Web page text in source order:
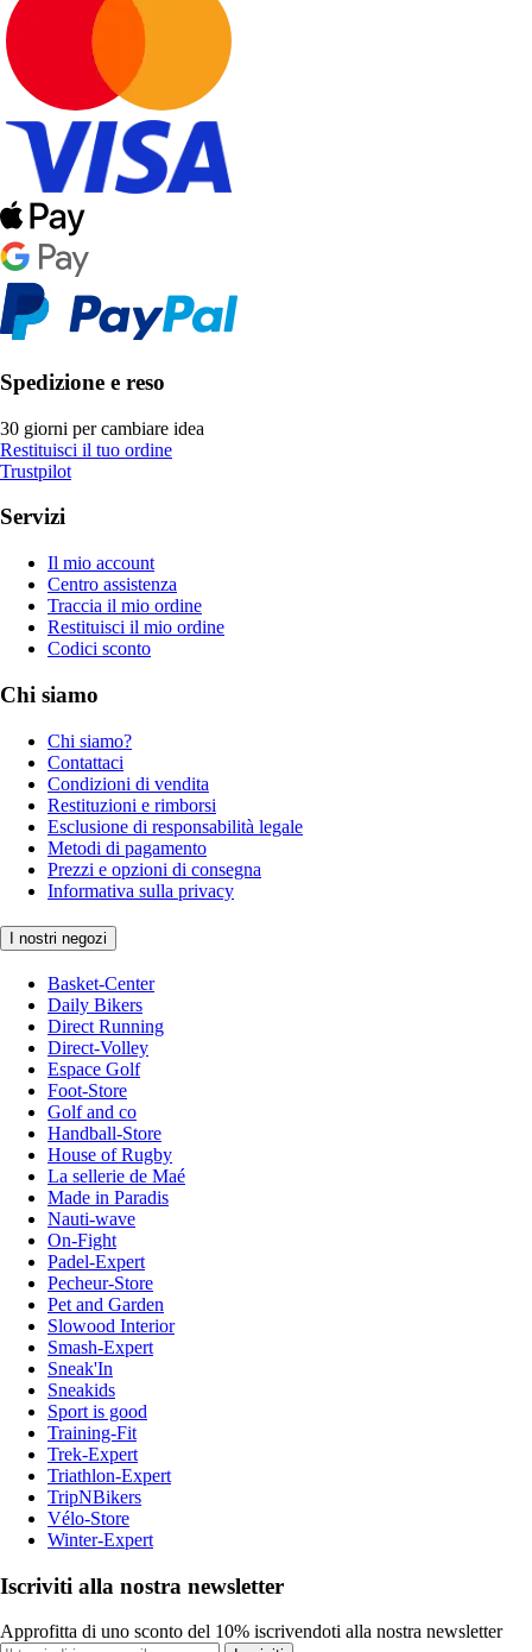
Spedizione e reso
30 giorni per cambiare idea
Restituisci il tuo ordine
Trustpilot
Servizi
Il mio account
Centro assistenza
Traccia il mio ordine
Restituisci il mio ordine
Codici sconto
Chi siamo
Chi siamo?
Contattaci
Condizioni di vendita
Restituzioni e rimborsi
Esclusione di responsabilità legale
Metodi di pagamento
Prezzi e opzioni di consegna
Informativa sulla privacy
I nostri negozi
Basket-Center
Daily Bikers
Direct Running
Direct-Volley
Espace Golf
Foot-Store
Golf and co
Handball-Store
House of Rugby
La sellerie de Maé
Made in Paradis
Nauti-wave
On-Fight
Padel-Expert
Pecheur-Store
Pet and Garden
Slowood Interior
Smash-Expert
Sneak'In
Sneakids
Sport is good
Training-Fit
Trek-Expert
Triathlon-Expert
TripNBikers
Vélo-Store
Winter-Expert
Iscriviti alla nostra newsletter
Approfitta di uno sconto del 10% iscrivendoti alla nostra newsletter